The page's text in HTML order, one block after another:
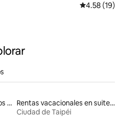
Calificación
4.58 (19)
Apartamentos con servicios incluidos vacacionales
Rentas vacacionales en suites privadas
Ciudad de Taipéi